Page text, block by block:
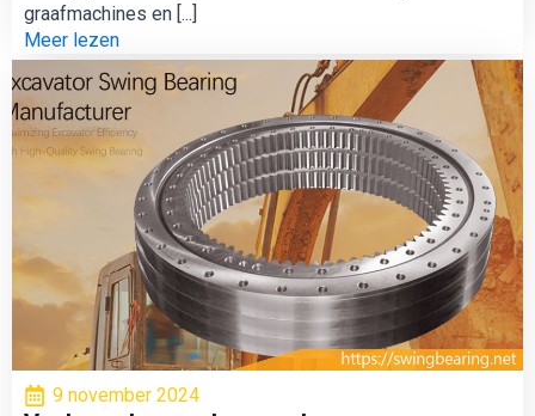
graafmachines en [...]
Meer lezen
9 november 2024